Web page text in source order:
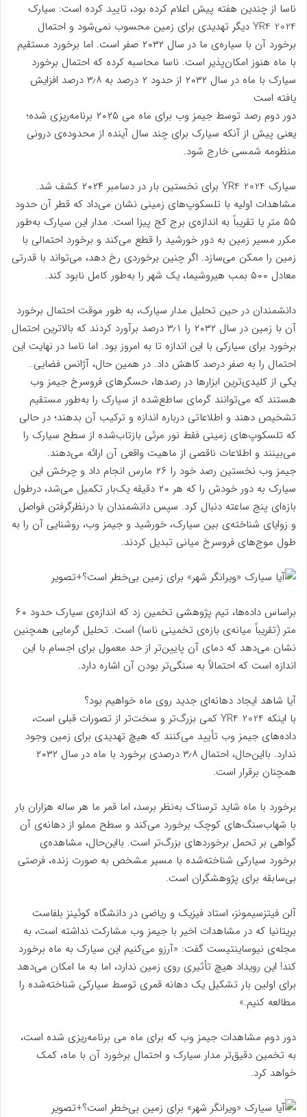
ناسا از چندین هفته پیش اعلام کرده بود، تایید کرده است: سیارک
2024 YR4 دیگر تهدیدی برای زمین محسوب نمی‌شود و احتمال
برخورد آن با سیاره‌ی ما در سال ۲۰۳۲ صفر است. اما برخورد مستقیم
با ماه هنوز امکان‌پذیر است. ناسا محاسبه کرده که احتمال برخورد
سیارک با ماه در سال ۲۰۳۲ از حدود ۲ درصد به ۳٫۸ درصد افزایش
یافته است
دور دوم رصد توسط جیمز وب برای ماه می ۲۰۲۵ برنامه‌ریزی شده؛
یعنی پیش از آنکه سیارک برای چند سال آینده از محدوده‌ی درونی
منظومه شمسی خارج شود.
سیارک 2024 YR4 برای نخستین بار در دسامبر ۲۰۲۴ کشف شد.
مشاهدات اولیه با تلسکوپ‌های زمینی نشان می‌داد که قطر آن حدود
۵۵ متر یا تقریباً به اندازه‌ی برج کج پیزا است. مدار این سیارک به‌طور
مکرر مسیر زمین به دور خورشید را قطع می‌کند و برخورد احتمالی با
زمین را ممکن می‌سازد. اگر چنین برخوردی رخ دهد، می‌تواند با قدرتی
معادل ۵۰۰ بمب هیروشیما، یک شهر را به‌طور کامل نابود کند.
دانشمندان در حین تحلیل مدار سیارک، به طور موقت احتمال برخورد
آن با زمین در سال ۲۰۳۲ را ۳٫۱ درصد برآورد کردند که بالاترین احتمال
برخورد برای سیارکی با این اندازه تا به امروز بود. اما ناسا در نهایت این
احتمال را به صفر درصد کاهش داد. در همین حال، آژانس فضایی…
یکی از کلیدی‌ترین ابزارها در رصدها، حسگرهای فروسرخ جیمز وب
هستند که می‌توانند گرمای ساطع‌شده از سیارک را به‌طور مستقیم
تشخیص دهند و اطلاعاتی درباره اندازه و ترکیب آن بدهند؛ در حالی
که تلسکوپ‌های زمینی فقط نور مرئی بازتاب‌شده از سطح سیارک را
می‌بینند و اطلاعات ناقصی از ماهیت واقعی آن ارائه می‌دهند.
جیمز وب نخستین رصد خود را ۲۶ مارس انجام داد و چرخش این
سیارک به دور خودش را که هر ۲۰ دقیقه یک‌بار تکمیل می‌شد، درطول
بازه‌ای پنج ساعته دنبال کرد. سپس دانشمندان با درنظرگرفتن فواصل
و زوایای شناخته‌ی بین سیارک، خورشید و جیمز وب، روشنایی آن را به
طول موج‌های فروسرخ میانی تبدیل کردند.
براساس داده‌ها، تیم پژوهشی تخمین زد که اندازه‌ی سیارک حدود ۶۰
متر (تقریباً میانه‌ی بازه‌ی تخمینی ناسا) است. تحلیل گرمایی همچنین
نشان می‌دهد که دمای آن پایین‌تر از حد معمول برای اجسام با این
اندازه است که احتمالاً به سنگی‌تر بودن آن اشاره دارد.
آیا شاهد ایجاد دهانه‌ای جدید روی ماه خواهیم بود؟
با اینکه 2024 YR4 کمی بزرگ‌تر و سخت‌تر از تصورات قبلی است،
داده‌های جیمز وب تأیید می‌کنند که هیچ تهدیدی برای زمین وجود
ندارد. بااین‌حال، احتمال ۳٫۸ درصدی برخورد با ماه در سال ۲۰۳۲
همچنان برقرار است.
برخورد با ماه شاید ترسناک به‌نظر برسد، اما قمر ما هر ساله هزاران بار
با شهاب‌سنگ‌های کوچک برخورد می‌کند و سطح مملو از دهانه‌ی آن
گواهی بر تحمل برخوردهای بزرگ‌تر است. بااین‌حال، مشاهده‌ی
برخورد سیارکی شناخته‌شده با مسیر مشخص به صورت زنده، فرصتی
بی‌سابقه برای پژوهشگران است.
آلن فیتزسیمونز، استاد فیزیک و ریاضی در دانشگاه کوئینز بلفاست
بریتانیا که در مشاهدات اخیر با جیمز وب مشارکت نداشته است، به
مجله‌ی نیوساینتیست گفت: «آرزو می‌کنیم این سیارک به ماه برخورد
کند! این رویداد هیچ تأثیری روی زمین ندارد، اما به ما امکان می‌دهد
برای اولین بار تشکیل یک دهانه قمری توسط سیارکی شناخته‌شده را
مطالعه کنیم.»
دور دوم مشاهدات جیمز وب که برای ماه می برنامه‌ریزی شده است،
به تخمین دقیق‌تر مدار سیارک و احتمال برخورد آن با ماه، کمک
خواهد کرد.